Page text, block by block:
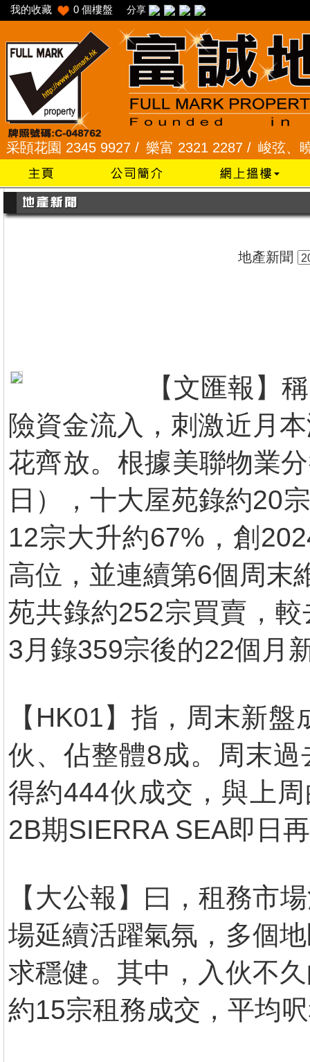
我的收藏 0 個樓盤 分享
花園 2345 9927 /樂富 2321 2287 /峻弦、曉暉
地產新聞
【文匯報】
險資金流入，刺激近月
花齊放。根據美聯物業
日），十大屋苑錄約20
12宗大升約67%，創
高位，並連續第6個周末
苑共錄約252宗買賣，
3月錄359宗後的22個月
【HK01】指，周末新
伙、佔整體8成。周末
得約444伙成交，與上
2B期SIERRA SEA即日
【大公報】曰，租務市
場延續活躍氣氛，多個
求穩健。其中，入伙不
約15宗租務成交，平均